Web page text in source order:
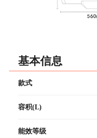
基本信息
款式
容积(L)
能效等级